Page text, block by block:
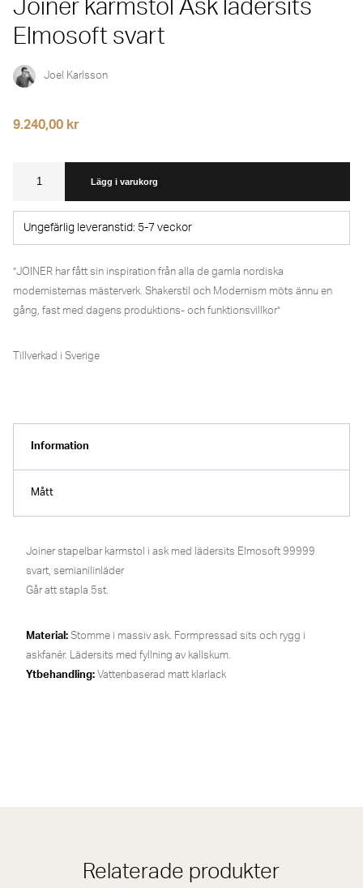
Joiner karmstol Ask lädersits
Elmosoft svart
Joel Karlsson
9.240,00 kr
karmstol
svart
mängd
Lägg i varukorg
Ungefärlig leveranstid: 5-7 veckor
”JOINER har fått sin inspiration från alla de gamla nordiska
modernisternas mästerverk. Shakerstil och Modernism möts ännu en
gång, fast med dagens produktions- och funktionsvillkor”
Tillverkad i Sverige
Information
Mått
Joiner stapelbar karmstol i ask med lädersits Elmosoft 99999
svart, semianilinläder
Går att stapla 5st.
Material: Stomme i massiv ask. Formpressad sits och rygg i
askfanér. Lädersits med fyllning av kallskum.
Ytbehandling: Vattenbaserad matt klarlack
Relaterade produkter